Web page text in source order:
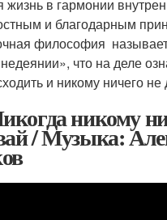
жизнь в гармонии
и благодарным
философия
что на деле
и никому ничего не
никому
/ Музыка: